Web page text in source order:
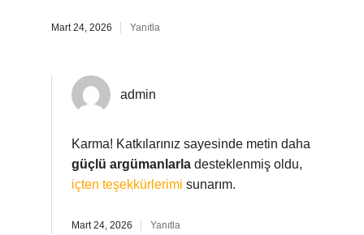
Mart 24, 2026 Yanıtla
admin
Karma! Katkılarınız sayesinde metin daha
güçlü argümanlarla desteklenmiş oldu,
içten teşekkürlerimi sunarım.
Mart 24, 2026 Yanıtla